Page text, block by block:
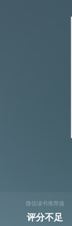
微信读书推荐值
评分不足